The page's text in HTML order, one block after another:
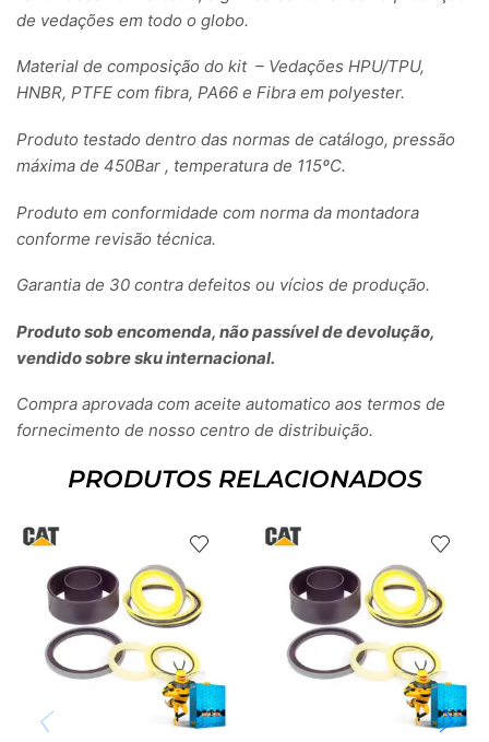
de vedações em todo o globo.
Material de composição do kit – Vedações HPU/TPU,
HNBR, PTFE com fibra, PA66 e Fibra em polyester.
Produto testado dentro das normas de catálogo, pressão
máxima de 450Bar , temperatura de 115ºC.
Produto em conformidade com norma da montadora
conforme revisão técnica.
Garantia de 30 contra defeitos ou vícios de produção.
Produto sob encomenda, não passível de devolução,
vendido sobre sku internacional.
Compra aprovada com aceite automatico aos termos de
fornecimento de nosso centro de distribuição.
PRODUTOS RELACIONADOS